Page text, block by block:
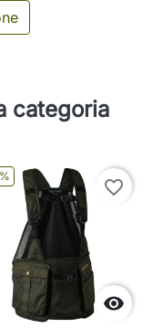
categoria

favorite_border